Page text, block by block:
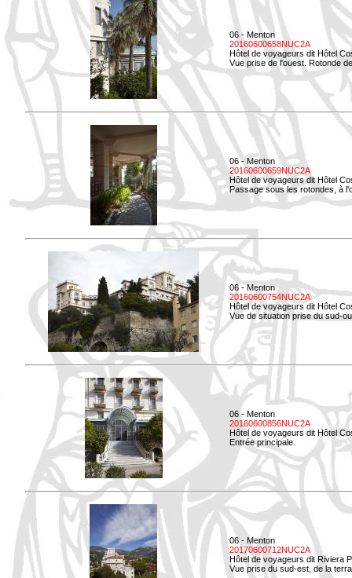
06 - Menton
20160600658NUC2A
Hôtel de voyageurs dit Hôtel
Vue prise de l'ouest. Rotonde
06 - Menton
20160600659NUC2A
Hôtel de voyageurs dit Hôtel
Passage sous les rotondes, à
06 - Menton
20160600754NUC2A
Hôtel de voyageurs dit Hôtel
Vue de situation prise du sud-
06 - Menton
20160600856NUC2A
Hôtel de voyageurs dit Hôtel
Entrée principale.
06 - Menton
20170600712NUC2A
Hôtel de voyageurs dit Riviera
Vue prise du sud-est, de la